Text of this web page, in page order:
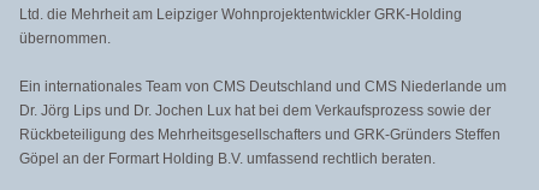
Ltd. die Mehrheit am Leipziger Wohnprojektentwickler GRK-Holding
übernommen.
Ein internationales Team von CMS Deutschland und CMS Niederlande um
Dr. Jörg Lips und Dr. Jochen Lux hat bei dem Verkaufsprozess sowie der
Rückbeteiligung des Mehrheitsgesellschafters und GRK-Gründers Steffen
Göpel an der Formart Holding B.V. umfassend rechtlich beraten.